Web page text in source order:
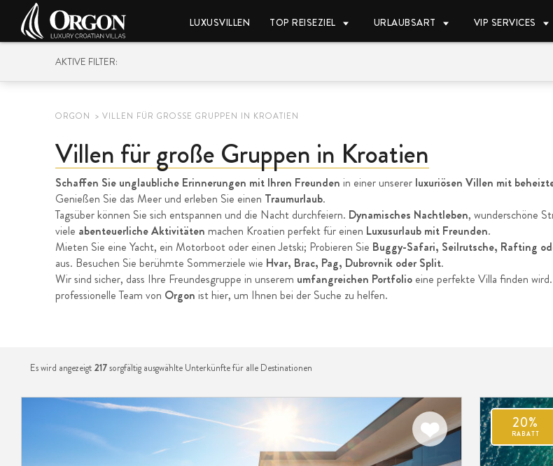
LUXUSVILLEN TOP REISEZIEL URLAUBSART VIP SERVICES
AKTIVE FILTER:
ORGON VILLEN FÜR GROSSE GRUPPEN IN KROATIEN
Villen für große Gruppen in Kroatien
Schaffen Sie unglaubliche Erinnerungen mit Ihren Freunden in einer unserer luxuriösen Villen mit
Genießen Sie das Meer und erleben Sie einen Traumurlaub.
Tagsüber können Sie sich entspannen und die Nacht durchfeiern. Dynamisches Nachtleben, wunderschöne
viele abenteuerliche Aktivitäten machen Kroatien perfekt für einen Luxusurlaub mit Freunden.
Mieten Sie eine Yacht, ein Motorboot oder einen Jetski; Probieren Sie Buggy-Safari, Seilrutsche, Rafting
aus. Besuchen Sie berühmte Sommerziele wie Hvar, Brac, Pag, Dubrovnik oder Split.
Wir sind sicher, dass Ihre Freundesgruppe in unserem umfangreichen Portfolioeine perfekte Villa finden
professionelle Team von Orgon ist hier, um Ihnen bei der Suche zu helfen.
Es wird angezeigt 217sorgfältig ausgwählte Unterkünfte für alle Destinationen
Zu meinen
Favoriten
hinzufügen
20%
RABATT